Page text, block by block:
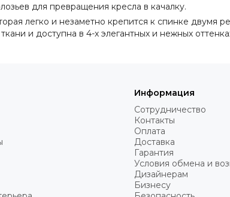
для превращения кресла в качалку.
легко и незаметно крепится к спинке
и доступна в 4-х элегантных и нежных
Информация
Сотрудничество
Контакты
Оплата
Доставка
Гарантия
Условия обмена и
Дизайнерам
Бизнесу